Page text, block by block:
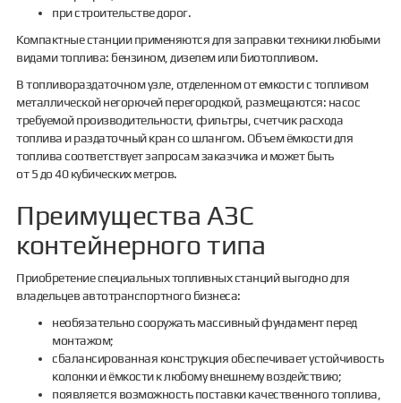
при строительстве дорог.
Компактные станции применяются для заправки техники любыми
видами топлива: бензином, дизелем или биотопливом.
В топливораздаточном узле, отделенном от емкости с топливом
металлической негорючей перегородкой, размещаются: насос
требуемой производительности, фильтры, счетчик расхода
топлива и раздаточный кран со шлангом. Объем ёмкости для
топлива соответствует запросам заказчика и может быть
от 5 до 40 кубических метров.
Преимущества АЗС
контейнерного типа
Приобретение специальных топливных станций выгодно для
владельцев автотранспортного бизнеса:
необязательно сооружать массивный фундамент перед
монтажом;
сбалансированная конструкция обеспечивает устойчивость
колонки и ёмкости к любому внешнему воздействию;
появляется возможность поставки качественного топлива,